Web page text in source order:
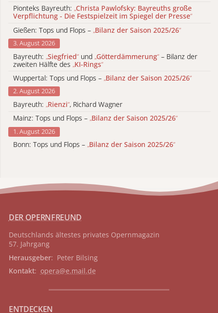
Pionteks Bayreuth: „Christa Pawlofsky: Bayreuths große
Verpflichtung - Die Festspielzeit im Spiegel der Presse“
Gießen: Tops und Flops – „Bilanz der Saison 2025/26“
3. August 2026
Bayreuth: „Siegfried“ und „Götterdämmerung“ – Bilanz der
zweiten Hälfte des „KI-Rings“
Wuppertal: Tops und Flops – „Bilanz der Saison 2025/26“
2. August 2026
Bayreuth: „Rienzi“, Richard Wagner
Mainz: Tops und Flops – „Bilanz der Saison 2025/26“
1. August 2026
Bonn: Tops und Flops – „Bilanz der Saison 2025/26“
DER OPERNFREUND
Deutschlands ältestes privates Opernmagazin
57. Jahrgang
Herausgeber: Peter Bilsing
Kontakt: opera@e.mail.de
ENTDECKEN